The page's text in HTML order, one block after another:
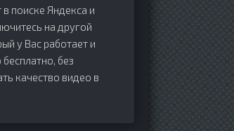
в поиске Яндекса и
на другой
у Вас работает и
бесплатно, без
качество видео в